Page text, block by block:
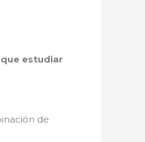
que estudiar
de